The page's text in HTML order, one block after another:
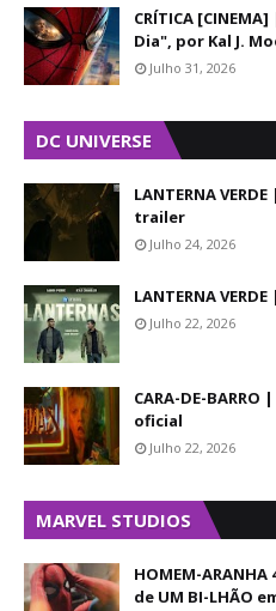
CRÍTICA
Dia", por Kal J.
Julho 31, 2026
DC UNIVERSE
LANTERNA
trailer
Julho 24, 2026
LANTERNA
Julho 22, 2026
CARA-DE-
oficial
Julho 22, 2026
MARVEL STUDIOS
HOMEM-
de UM BI-LHÃO